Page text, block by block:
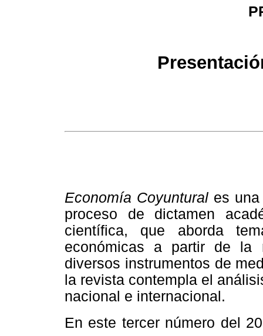
Economía Coyuntural es
proceso de dictamen
científica, que aborda
económicas a partir de la
diversos instrumentos de
la revista contempla el
nacional e internacional.
En este tercer número del